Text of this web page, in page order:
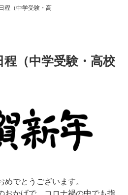
程（中学受験・高校受験）
程（中学受験・高校
でとうございます。
おかげで、コロナ禍の中でも指